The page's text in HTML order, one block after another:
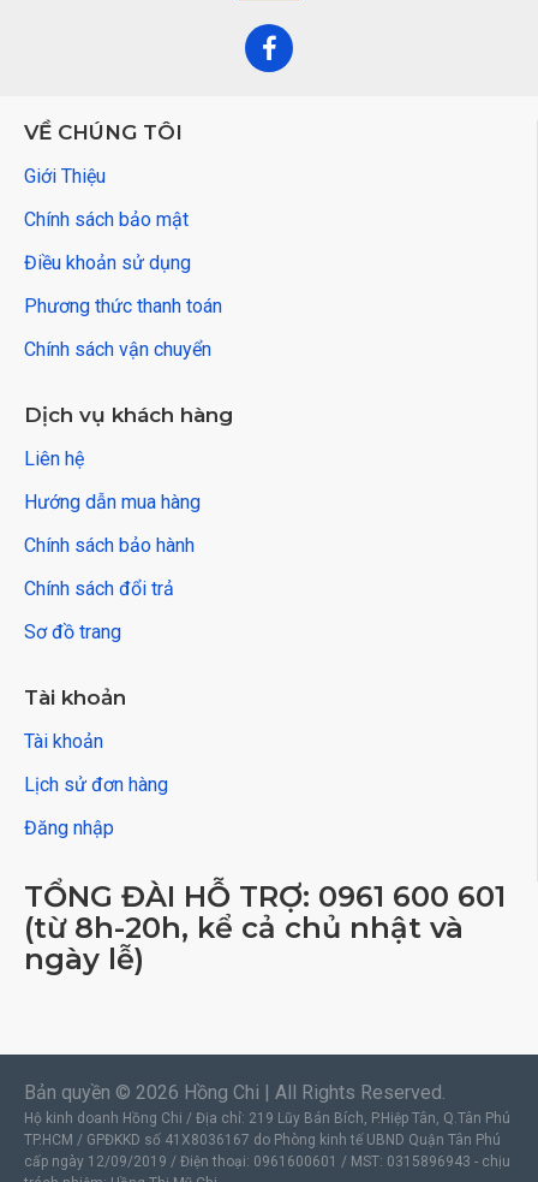
VỀ CHÚNG TÔI
Giới Thiệu
Chính sách bảo mật
Điều khoản sử dụng
Phương thức thanh toán
Chính sách vận chuyển
Dịch vụ khách hàng
Liên hệ
Hướng dẫn mua hàng
Chính sách bảo hành
Chính sách đổi trả
Sơ đồ trang
Tài khoản
Tài khoản
Lịch sử đơn hàng
Đăng nhập
TỔNG ĐÀI HỖ TRỢ: 0961 600 601
(từ 8h-20h, kể cả chủ nhật và
ngày lễ)
Bản quyền © 2026 Hồng Chi | All Rights Reserved.
Hộ kinh doanh Hồng Chi / Địa chỉ: 219 Lũy Bán Bích, P.Hiệp Tân, Q.Tân Phú
TP.HCM / GPĐKKD số 41X8036167 do Phòng kinh tế UBND Quận Tân Phú
cấp ngày 12/09/2019 / Điện thoại: 0961600601 / MST: 0315896943 - chịu